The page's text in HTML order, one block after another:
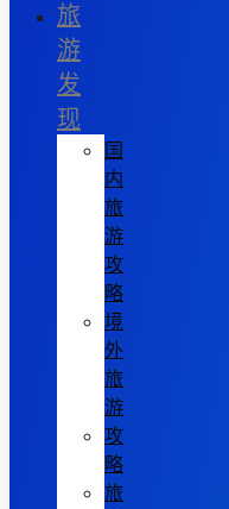
旅
游
发
现
国
内
旅
游
攻
略
境
外
旅
游
攻
略
旅